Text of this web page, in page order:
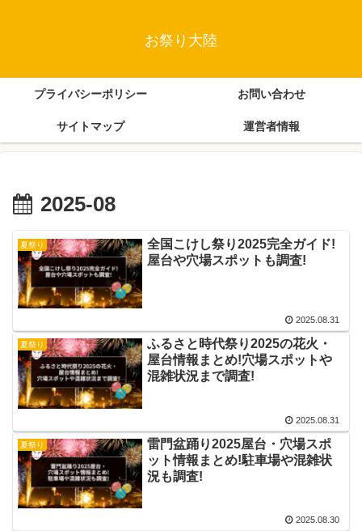
お祭り大陸
プライバシーポリシー お問い合わせ
サイトマップ 運営者情報
2025-08
夏祭り
全国こけし祭り2025完全ガイド!
屋台や穴場スポットも調査!
2025.08.31
夏祭り
ふるさと時代祭り2025の花火・
屋台情報まとめ!穴場スポットや
混雑状況まで調査!
2025.08.31
夏祭り
雷門盆踊り2025屋台・穴場スポ
ット情報まとめ!駐車場や混雑状
況も調査!
2025.08.30